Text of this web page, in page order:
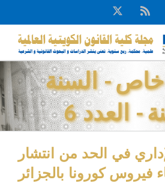
Rss
X
- السنة
- العدد 6
في الحد من انتشار
فيروس كورونا بالجزائر